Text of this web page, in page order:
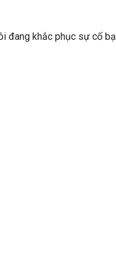
đang khắc phục sự cố